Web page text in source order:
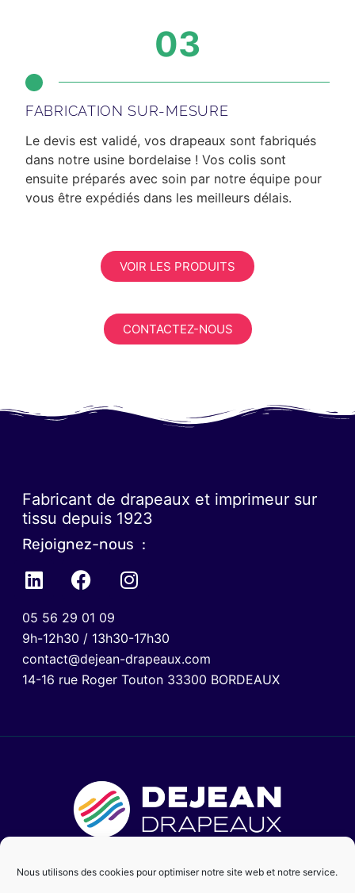
Nous utilisons des cookies pour optimiser notre site web et notre service.
03
FABRICATION SUR-MESURE
Le devis est validé, vos drapeaux sont fabriqués
dans notre usine bordelaise ! Vos colis sont
ensuite préparés avec soin par notre équipe pour
vous être expédiés dans les meilleurs délais.
VOIR LES PRODUITS
CONTACTEZ-NOUS
Fabricant de drapeaux et imprimeur sur
tissu depuis 1923
Rejoignez-nous :
05 56 29 01 09
9h-12h30 / 13h30-17h30
contact@dejean-drapeaux.com
14-16 rue Roger Touton 33300 BORDEAUX
Mentions légalesPolitique de confidentialité CGV